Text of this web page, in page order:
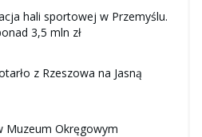
hali sportowej w Przemyślu.
3,5 mln zł
z Rzeszowa na Jasną
Muzeum Okręgowym